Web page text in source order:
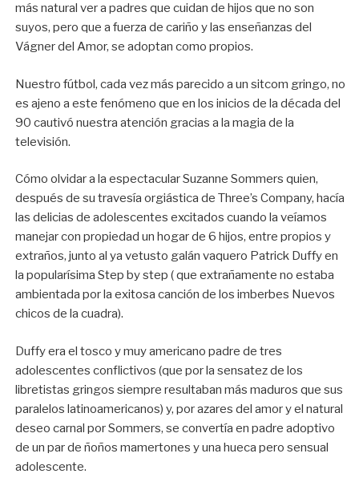
más natural ver a padres que cuidan de hijos que no son
suyos, pero que a fuerza de cariño y las enseñanzas del
Vágner del Amor, se adoptan como propios.
Nuestro fútbol, cada vez más parecido a un sitcom gringo, no
es ajeno a este fenómeno que en los inicios de la década del
90 cautivó nuestra atención gracias a la magia de la
televisión.
Cómo olvidar a la espectacular Suzanne Sommers quien,
después de su travesía orgiástica de Three’s Company, hacía
las delicias de adolescentes excitados cuando la veíamos
manejar con propiedad un hogar de 6 hijos, entre propios y
extraños, junto al ya vetusto galán vaquero Patrick Duffy en
la popularísima Step by step ( que extrañamente no estaba
ambientada por la exitosa canción de los imberbes Nuevos
chicos de la cuadra).
Duffy era el tosco y muy americano padre de tres
adolescentes conflictivos (que por la sensatez de los
libretistas gringos siempre resultaban más maduros que sus
paralelos latinoamericanos) y, por azares del amor y el natural
deseo carnal por Sommers, se convertía en padre adoptivo
de un par de ñoños mamertones y una hueca pero sensual
adolescente.